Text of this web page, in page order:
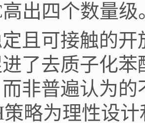
高出四个数量级
且可接触的开
了去质子化
非普遍认为
策略为理性设